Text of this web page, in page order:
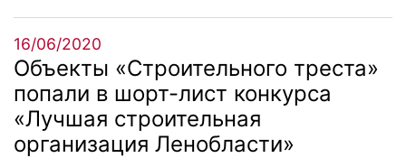
16/06/2020
Объекты «Строительного треста»
попали в шорт-лист конкурса
«Лучшая строительная
организация Ленобласти»